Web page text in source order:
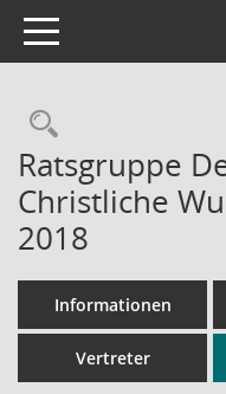
Toggle navigation
Ratsgruppe
Christliche
2018
Informationen
Vertreter